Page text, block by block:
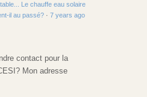
Le chauffe eau solaire
il au passé?· 7 years ago
contact pour la
Mon adresse